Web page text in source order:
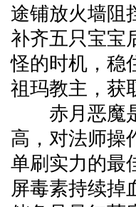
途铺放火墙阻
补齐五只宝宝
怪的时机，稳
祖玛教主，获
赤月恶魔是
高，对法师操
单刷实力的最
屏毒素持续掉